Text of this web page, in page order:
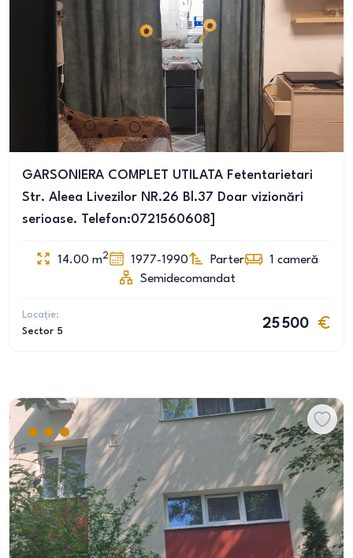
GARSONIERA COMPLET UTILATA Fetentarietari
Str. Aleea Livezilor NR.26 Bl.37 Doar vizionări
serioase. Telefon:0721560608]
14.00 m2 1977-1990 Parter 1 cameră
Semidecomandat
Locație:
Sector 5
25 500